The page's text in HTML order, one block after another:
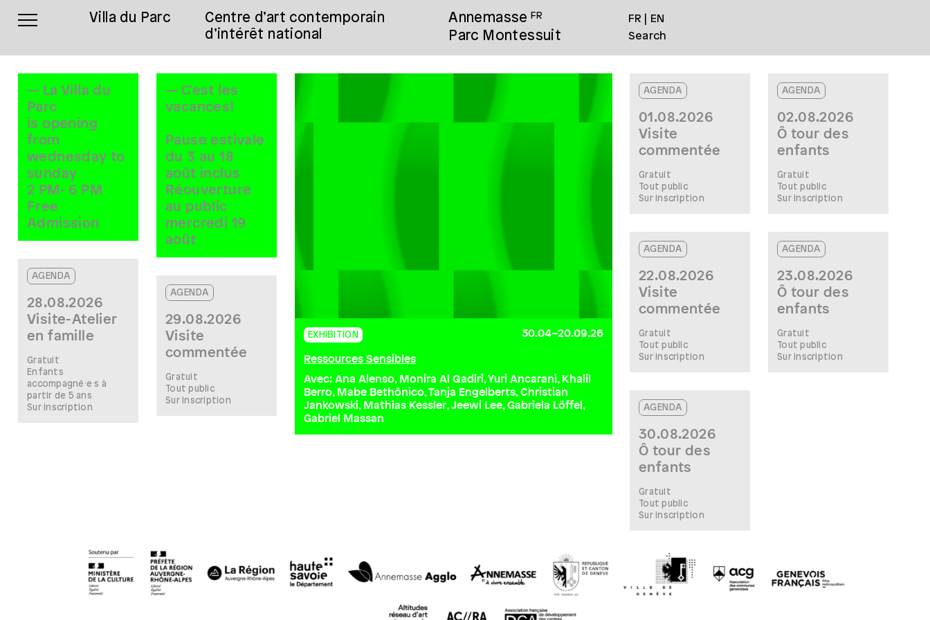
Villa du Parc
Centre d’art contemporain
d’intérêt national
Annemasse FR
Parc Montessuit
FR
EN
Search
— La Villa du
Parc
is opening
from
wednesday to
sunday
2 PM- 6 PM
Free
Admission
— C'est les
vacances!
Pause estivale
du 3 au 18
août inclus
Réouverture
au public
mercredi 19
août
EXHIBITION
Ressources Sensibles
30.04–20.09.26
Avec: Ana Alenso, Monira Al Qadiri, Yuri Ancarani, Khalil
Berro, Mabe Bethônico, Tanja Engelberts, Christian
Jankowski, Mathias Kessler, Jeewi Lee, Gabriela Löffel,
Gabriel Massan
AGENDA
01.08.2026
Visite
commentée
Gratuit
Tout public
Sur inscription
AGENDA
02.08.2026
Ô tour des
enfants
Gratuit
Tout public
Sur inscription
AGENDA
22.08.2026
Visite
commentée
Gratuit
Tout public
Sur inscription
AGENDA
23.08.2026
Ô tour des
enfants
Gratuit
Tout public
Sur inscription
AGENDA
28.08.2026
Visite-Atelier
en famille
Gratuit
Enfants
accompagné·e·s à
partir de 5 ans
Sur inscription
AGENDA
29.08.2026
Visite
commentée
Gratuit
Tout public
Sur inscription
AGENDA
30.08.2026
Ô tour des
enfants
Gratuit
Tout public
Sur inscription